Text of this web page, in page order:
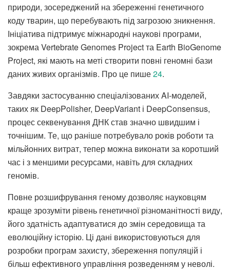
природи, зосереджений на збереженні генетичного
коду тварин, що перебувають під загрозою зникнення.
Ініціатива підтримує міжнародні наукові програми,
зокрема Vertebrate Genomes Project та Earth BioGenome
Project, які мають на меті створити повні геномні бази
даних живих організмів. Про це пише24.
Завдяки застосуванню спеціалізованих AI-моделей,
таких як DeepPolisher, DeepVariant і DeepConsensus,
процес секвенування ДНК став значно швидшим і
точнішим. Те, що раніше потребувало років роботи та
мільйонних витрат, тепер можна виконати за коротший
час і з меншими ресурсами, навіть для складних
геномів.
Повне розшифрування геному дозволяє науковцям
краще зрозуміти рівень генетичної різноманітності виду,
його здатність адаптуватися до змін середовища та
еволюційну історію. Ці дані використовуються для
розробки програм захисту, збереження популяцій і
більш ефективного управління розведенням у неволі.